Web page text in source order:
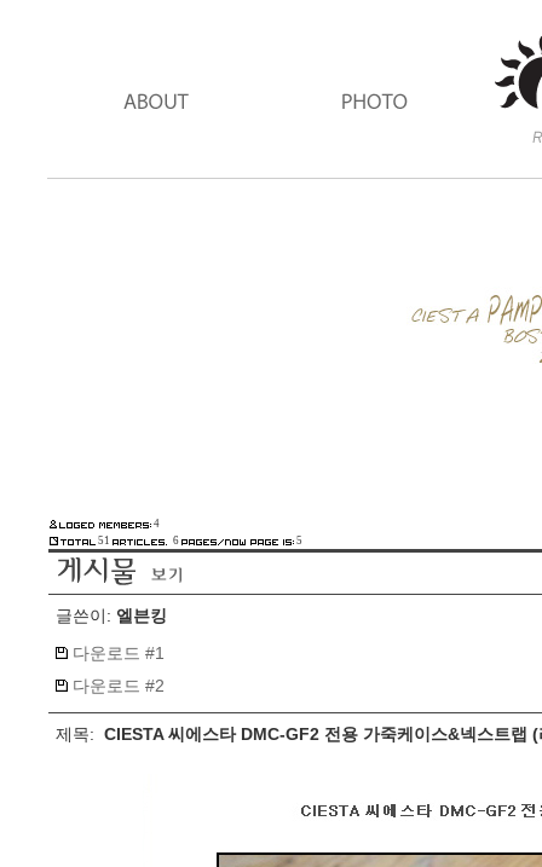
4
51
6 5
글쓴이: 엘븐킹
다운로드 #1
다운로드 #2
제목: CIESTA 씨에스타 DMC-GF2 전용 가죽케이스&넥스트랩